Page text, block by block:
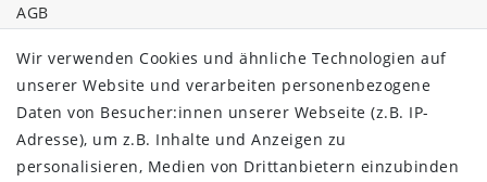
AGB
Widerrufs­recht
Kontakt
Vertrag widerrufen
ÜBER UNS
Wir verwenden Cookies und ähnliche Technologien auf
unserer Website und verarbeiten personenbezogene
Daten von Besucher:innen unserer Webseite (z.B. IP-
Adresse), um z.B. Inhalte und Anzeigen zu
personalisieren, Medien von Drittanbietern einzubinden